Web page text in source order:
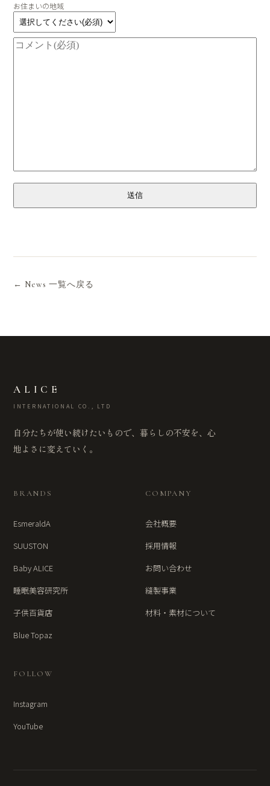
お住まいの地域
送信
← News 一覧へ戻る
ALICE
INTERNATIONAL CO., LTD
自分たちが使い続けたいもので、暮らしの不安を、心
地よさに変えていく。
BRANDS
EsmeraldA
SUUSTON
Baby ALICE
睡眠美容研究所
子供百貨店
Blue Topaz
COMPANY
会社概要
採用情報
お問い合わせ
縫製事業
材料・素材について
FOLLOW
Instagram
YouTube